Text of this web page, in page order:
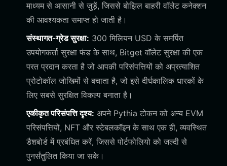
माध्यम से आसानी से जुड़ें, जिससे बोझिल बाहरी वॉलेट कनेक्शन
की आवश्यकता समाप्त हो जाती है।
संस्थागत-ग्रेड सुरक्षा: 300 मिलियन USD के समर्पित
उपयोगकर्ता सुरक्षा फंड के साथ, Bitget वॉलेट सुरक्षा की एक
परत प्रदान करता है जो आपकी परिसंपत्तियों को अप्रत्याशित
प्रोटोकॉल जोखिमों से बचाता है, जो इसे दीर्घकालिक धारकों के
लिए सबसे सुरक्षित विकल्प बनाता है।
एकीकृत परिसंपत्ति दृश्य: अपने Pythia टोकन को अन्य EVM
परिसंपत्तियों, NFT और स्टेबलकॉइन के साथ एक ही, व्यवस्थित
डैशबोर्ड में प्रबंधित करें, जिससे पोर्टफोलियो को जल्दी से
पुनर्संतुलित किया जा सके।